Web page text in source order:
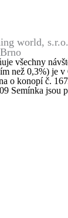
world,
všechny
než 0,3%) je v
o konopí č.
Semínka jsou